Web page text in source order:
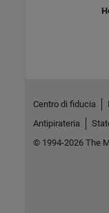
Centro di fiducia
Antipirateria
© 1994-2026 The